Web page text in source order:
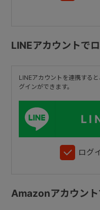
LINEアカウントで
LINEアカウントを連携する
グインができます。
ログ
Amazonアカウン